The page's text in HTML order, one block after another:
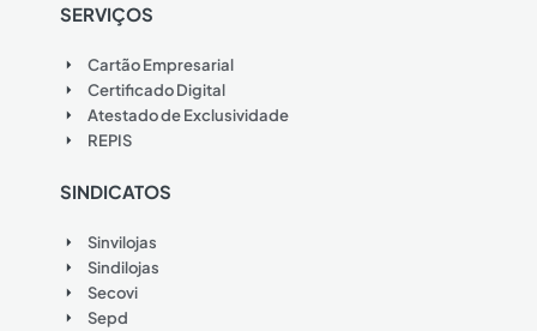
SERVIÇOS
Cartão Empresarial
Certificado Digital
Atestado de Exclusividade
REPIS
SINDICATOS
Sinvilojas
Sindilojas
Secovi
Sepd